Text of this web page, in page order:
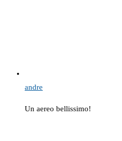
andre
Un aereo bellissimo!